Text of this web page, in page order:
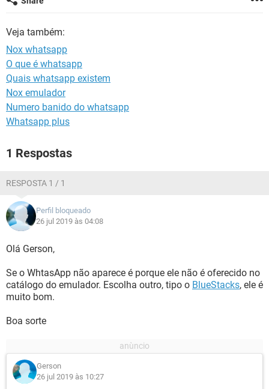
GUIA DE COMPRAS
Veja também:
Nox whatsapp
O que é whatsapp
Quais whatsapp existem
Nox emulador
Numero banido do whatsapp
Whatsapp plus
1 Respostas
RESPOSTA 1 / 1
Perfil bloqueado
26 jul 2019 às 04:08
Olá Gerson,
Se o WhtasApp não aparece é porque ele não é oferecido no
catálogo do emulador. Escolha outro, tipo o BlueStacks, ele é
muito bom.
Boa sorte
Gerson
26 jul 2019 às 10:27